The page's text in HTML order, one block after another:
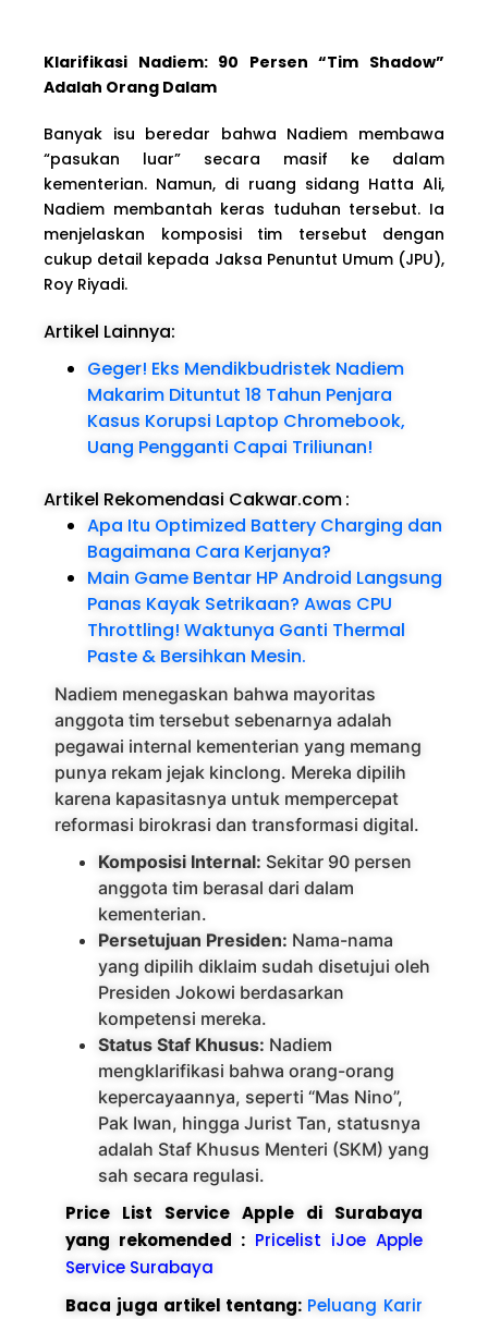
Klarifikasi Nadiem: 90 Persen “Tim Shadow”
Adalah Orang Dalam
Banyak isu beredar bahwa Nadiem membawa
“pasukan luar” secara masif ke dalam
kementerian. Namun, di ruang sidang Hatta Ali,
Nadiem membantah keras tuduhan tersebut. Ia
menjelaskan komposisi tim tersebut dengan
cukup detail kepada Jaksa Penuntut Umum (JPU),
Roy Riyadi.
Artikel Lainnya:
Geger! Eks Mendikbudristek Nadiem
Makarim Dituntut 18 Tahun Penjara
Kasus Korupsi Laptop Chromebook,
Uang Pengganti Capai Triliunan!
Artikel Rekomendasi Cakwar.com:
Apa Itu Optimized Battery Charging dan
Bagaimana Cara Kerjanya?
Main Game Bentar HP Android Langsung
Panas Kayak Setrikaan? Awas CPU
Throttling! Waktunya Ganti Thermal
Paste & Bersihkan Mesin.
Nadiem menegaskan bahwa mayoritas
anggota tim tersebut sebenarnya adalah
pegawai internal kementerian yang memang
punya rekam jejak kinclong. Mereka dipilih
karena kapasitasnya untuk mempercepat
reformasi birokrasi dan transformasi digital.
Komposisi Internal: Sekitar 90 persen
anggota tim berasal dari dalam
kementerian.
Persetujuan Presiden: Nama-nama
yang dipilih diklaim sudah disetujui oleh
Presiden Jokowi berdasarkan
kompetensi mereka.
Status Staf Khusus: Nadiem
mengklarifikasi bahwa orang-orang
kepercayaannya, seperti “Mas Nino”,
Pak Iwan, hingga Jurist Tan, statusnya
adalah Staf Khusus Menteri (SKM) yang
sah secara regulasi.
Price List Service Apple di Surabaya
yang rekomended : Pricelist iJoe Apple
Service Surabaya
Baca juga artikel tentang: Peluang Karir